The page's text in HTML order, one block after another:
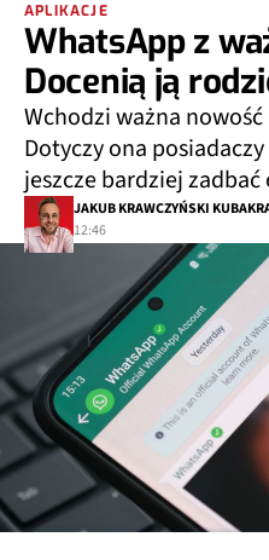
APLIKACJE
WhatsApp z
Docenią ją
Wchodzi ważna
Dotyczy ona
jeszcze bardziej
JAKUB KRAWCZYŃSKI
12:46